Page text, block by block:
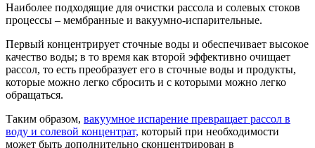
Наиболее подходящие для очистки рассола и солевых стоков
процессы – мембранные и вакуумно-испарительные.
Первый концентрирует сточные воды и обеспечивает высокое
качество воды; в то время как второй эффективно очищает
рассол, то есть преобразует его в сточные воды и продукты,
которые можно легко сбросить и с которыми можно легко
обращаться.
Таким образом, вакуумное испарение превращает рассол в
воду и солевой концентрат, который при необходимости
может быть дополнительно сконцентрирован в